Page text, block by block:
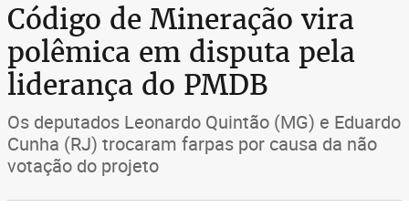
Código de Mineração vira
polêmica em disputa pela
liderança do PMDB
Os deputados Leonardo Quintão (MG) e Eduardo
Cunha (RJ) trocaram farpas por causa da não
votação do projeto